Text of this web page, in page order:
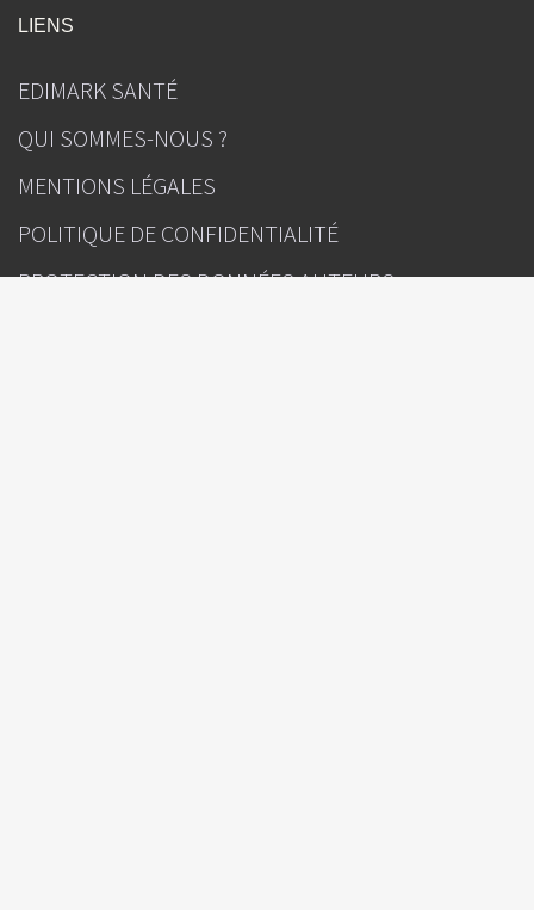
LIENS
EDIMARK SANTÉ
QUI SOMMES-NOUS ?
MENTIONS LÉGALES
POLITIQUE DE CONFIDENTIALITÉ
PROTECTION DES DONNÉES AUTEURS